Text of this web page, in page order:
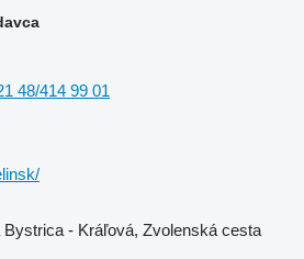
48/414 99 01
- Kráľová, Zvolenská cesta